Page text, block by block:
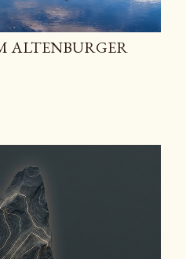
ALTENBURGER